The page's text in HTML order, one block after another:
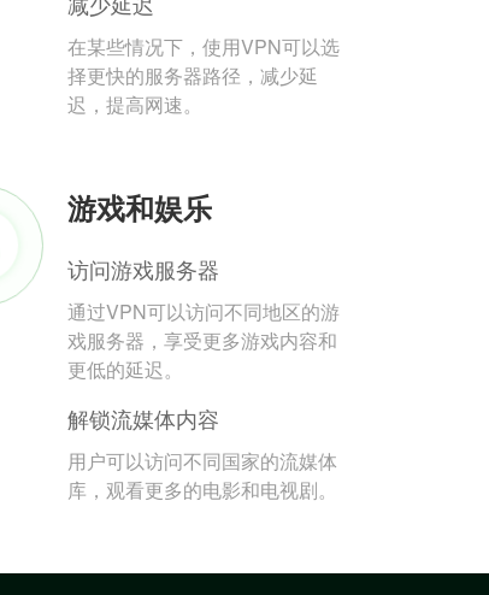
在某些情况下，使用VPN可以选
择更快的服务器路径，减少延
迟，提高网速。
游戏和娱乐
访问游戏服务器
通过VPN可以访问不同地区的游
戏服务器，享受更多游戏内容和
更低的延迟。
解锁流媒体内容
用户可以访问不同国家的流媒体
库，观看更多的电影和电视剧。